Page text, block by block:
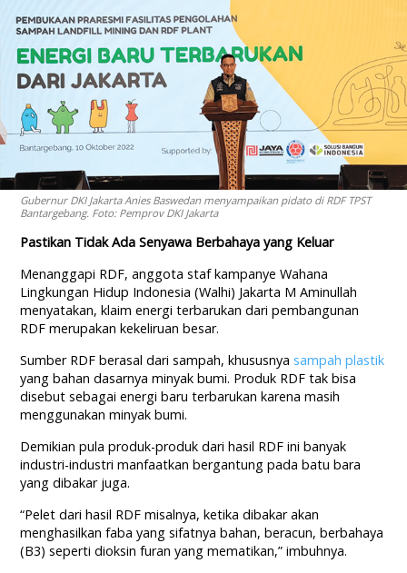
Gubernur DKI Jakarta Anies Baswedan menyampaikan pidato di RDF TPST
Bantargebang. Foto: Pemprov DKI Jakarta
Pastikan Tidak Ada Senyawa Berbahaya yang Keluar
Menanggapi RDF, anggota staf kampanye Wahana
Lingkungan Hidup Indonesia (Walhi) Jakarta M Aminullah
menyatakan, klaim energi terbarukan dari pembangunan
RDF merupakan kekeliruan besar.
Sumber RDF berasal dari sampah, khususnya sampah plastik
yang bahan dasarnya minyak bumi. Produk RDF tak bisa
disebut sebagai energi baru terbarukan karena masih
menggunakan minyak bumi.
Demikian pula produk-produk dari hasil RDF ini banyak
industri-industri manfaatkan bergantung pada batu bara
yang dibakar juga.
“Pelet dari hasil RDF misalnya, ketika dibakar akan
menghasilkan faba yang sifatnya bahan, beracun, berbahaya
(B3) seperti dioksin furan yang mematikan,” imbuhnya.